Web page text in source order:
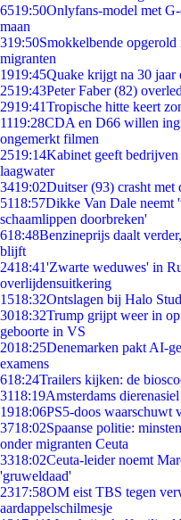
6519:50Onlyfans-model met
maan
319:50Smokkelbende
migranten
1919:45Quake krijgt na 30 jaar
2519:43Peter Faber (82)
2919:41Tropische hitte keert
1119:28CDA en D66 willen
ongemerkt filmen
2519:14Kabinet geeft bedrijven
laagwater
3419:02Duitser (93) crasht met
5118:57Dikke Van Dale neemt
schaamlippen doorbreken'
618:48Benzineprijs daalt
blijft
2418:41'Zwarte weduwes' in
overlijdensuitkering
1518:32Ontslagen bij Halo
3018:32Trump grijpt weer in op
geboorte in VS
2018:25Denemarken pakt AI-
examens
618:24Trailers kijken: de
3118:19Amsterdams
1918:06PS5-doos waarschuwt
3718:02Spaanse politie:
onder migranten Ceuta
3318:02Ceuta-leider noemt
'gruweldaad'
2317:58OM eist TBS tegen
aardappelschilmesje